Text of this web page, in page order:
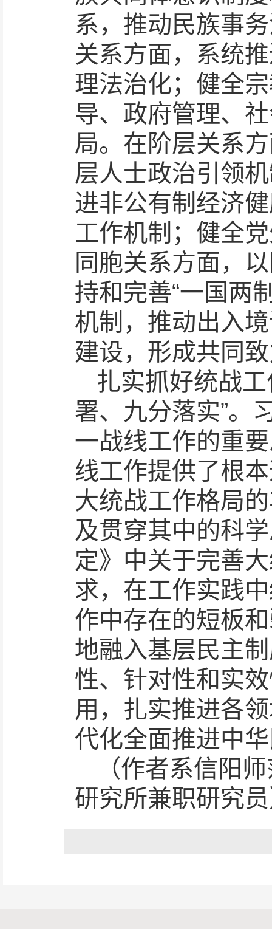
系，推动民族事
关系方面，系统
理法治化；健全
导、政府管理、
局。在阶层关系
层人士政治引领
进非公有制经济
工作机制；健全
同胞关系方面，
持和完善“一国两
机制，推动出入
建设，形成共同
扎实抓好统战
署、九分落实”。
一战线工作的重
线工作提供了根
大统战工作格局
及贯穿其中的科
定》中关于完善
求，在工作实践
作中存在的短板
地融入基层民主
性、针对性和实
用，扎实推进各
代化全面推进中
（作者系信阳
研究所兼职研究